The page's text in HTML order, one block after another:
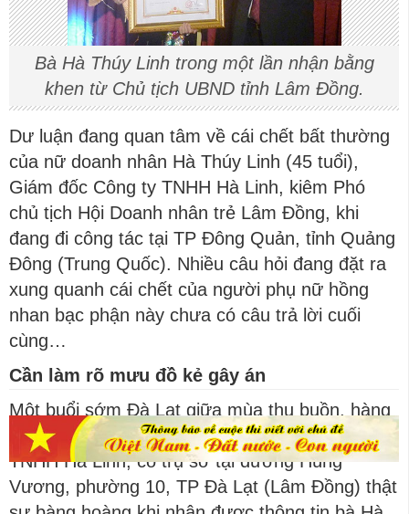
Bà Hà Thúy Linh trong một lần nhận bằng
khen từ Chủ tịch UBND tỉnh Lâm Đồng.
Dư luận đang quan tâm về cái chết bất thường
của nữ doanh nhân Hà Thúy Linh (45 tuổi),
Giám đốc Công ty TNHH Hà Linh, kiêm Phó
chủ tịch Hội Doanh nhân trẻ Lâm Đồng, khi
đang đi công tác tại TP Đông Quản, tỉnh Quảng
Đông (Trung Quốc). Nhiều câu hỏi đang đặt ra
xung quanh cái chết của người phụ nữ hồng
nhan bạc phận này chưa có câu trả lời cuối
cùng…
Cần làm rõ mưu đồ kẻ gây án
Một buổi sớm Đà Lạt giữa mùa thu buồn, hàng
trăm nhân viên và người thân của Công ty
TNHH Hà Linh, có trụ sở tại đường Hùng
Vương, phường 10, TP Đà Lạt (Lâm Đồng) thật